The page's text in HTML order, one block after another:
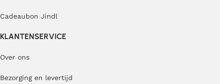
Cadeaubon Jindl
KLANTENSERVICE
Over ons
Bezorging en levertijd